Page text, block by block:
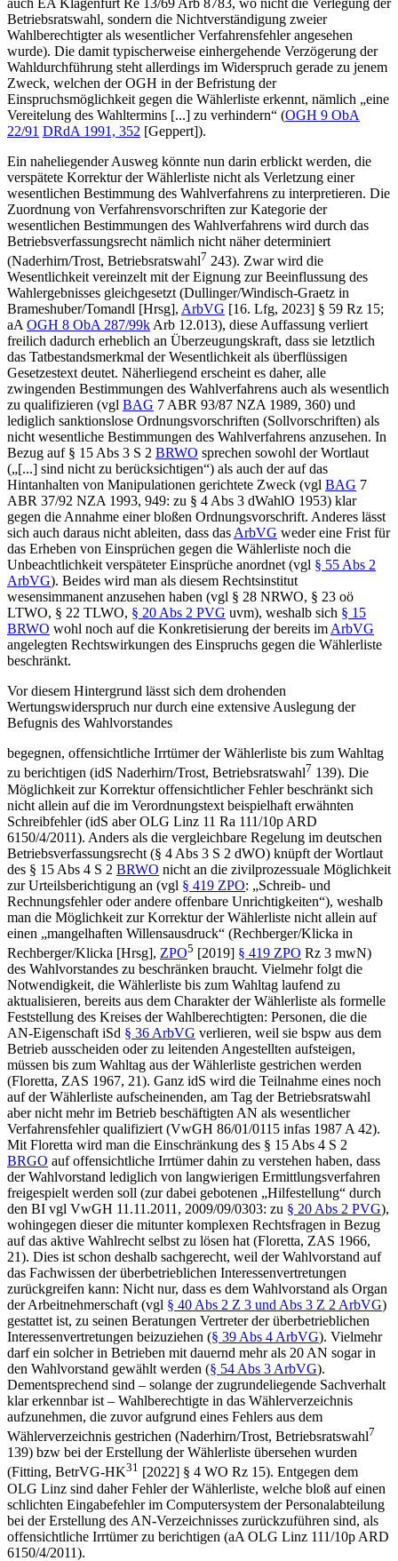
auch EA Klagenfurt Re 13/69 Arb 8783, wo nicht die Verlegung der
Betriebsratswahl, sondern die Nichtverständigung zweier
Wahlberechtigter als wesentlicher Verfahrensfehler angesehen
wurde). Die damit typischerweise einhergehende Verzögerung der
Wahldurchführung steht allerdings im Widerspruch gerade zu jenem
Zweck, welchen der OGH in der Befristung der
Einspruchsmöglichkeit gegen die Wählerliste erkennt, nämlich „eine
Vereitelung des Wahltermins [...] zu verhindern“ (OGH 9 ObA
22/91 DRdA 1991, 352 [Geppert]).
Ein naheliegender Ausweg könnte nun darin erblickt werden, die
verspätete Korrektur der Wählerliste nicht als Verletzung einer
wesentlichen Bestimmung des Wahlverfahrens zu interpretieren. Die
Zuordnung von Verfahrensvorschriften zur Kategorie der
wesentlichen Bestimmungen des Wahlverfahrens wird durch das
Betriebsverfassungsrecht nämlich nicht näher determiniert
(Naderhirn/Trost, Betriebsratswahl7 243). Zwar wird die
Wesentlichkeit vereinzelt mit der Eignung zur Beeinflussung des
Wahlergebnisses gleichgesetzt (Dullinger/Windisch-Graetz in
Brameshuber/Tomandl [Hrsg], ArbVG [16. Lfg, 2023] § 59 Rz 15;
aAOGH 8 ObA 287/99kArb 12.013), diese Auffassung verliert
freilich dadurch erheblich an Überzeugungskraft, dass sie letztlich
das Tatbestandsmerkmal der Wesentlichkeit als überflüssigen
Gesetzestext deutet. Näherliegend erscheint es daher, alle
zwingenden Bestimmungen des Wahlverfahrens auch als wesentlich
zu qualifizieren (vgl BAG 7 ABR 93/87 NZA 1989, 360) und
lediglich sanktionslose Ordnungsvorschriften (Sollvorschriften) als
nicht wesentliche Bestimmungen des Wahlverfahrens anzusehen. In
Bezug auf § 15 Abs 3 S 2 BRWO sprechen sowohl der Wortlaut
(„[...] sind nicht zu berücksichtigen“) als auch der auf das
Hintanhalten von Manipulationen gerichtete Zweck (vgl BAG 7
ABR 37/92 NZA 1993, 949: zu § 4 Abs 3 dWahlO 1953) klar
gegen die Annahme einer bloßen Ordnungsvorschrift. Anderes lässt
sich auch daraus nicht ableiten, dass dasArbVG weder eine Frist für
das Erheben von Einsprüchen gegen die Wählerliste noch die
Unbeachtlichkeit verspäteter Einsprüche anordnet (vgl § 55 Abs 2
ArbVG). Beides wird man als diesem Rechtsinstitut
wesensimmanent anzusehen haben (vgl § 28 NRWO, § 23 oö
LTWO, § 22 TLWO, § 20 Abs 2 PVG uvm), weshalb sich § 15
BRWO wohl noch auf die Konkretisierung der bereits imArbVG
angelegten Rechtswirkungen des Einspruchs gegen die Wählerliste
beschränkt.
Vor diesem Hintergrund lässt sich dem drohenden
Wertungswiderspruch nur durch eine extensive Auslegung der
Befugnis des Wahlvorstandes
begegnen, offensichtliche Irrtümer der Wählerliste bis zum Wahltag
zu berichtigen (idS Naderhirn/Trost, Betriebsratswahl7 139). Die
Möglichkeit zur Korrektur offensichtlicher Fehler beschränkt sich
nicht allein auf die im Verordnungstext beispielhaft erwähnten
Schreibfehler (idS aberOLG Linz 11 Ra 111/10p ARD
6150/4/2011). Anders als die vergleichbare Regelung im deutschen
Betriebsverfassungsrecht (§ 4 Abs 3 S 2 dWO) knüpft der Wortlaut
des § 15 Abs 4 S 2 BRWO nicht an die zivilprozessuale Möglichkeit
zur Urteilsberichtigung an (vgl § 419 ZPO: „Schreib- und
Rechnungsfehler oder andere offenbare Unrichtigkeiten“), weshalb
man die Möglichkeit zur Korrektur der Wählerliste nicht allein auf
einen „mangelhaften Willensausdruck“ (Rechberger/Klicka in
Rechberger/Klicka [Hrsg], ZPO5 [2019] § 419 ZPO Rz 3 mwN)
des Wahlvorstandes zu beschränken braucht. Vielmehr folgt die
Notwendigkeit, die Wählerliste bis zum Wahltag laufend zu
aktualisieren, bereits aus dem Charakter der Wählerliste als formelle
Feststellung des Kreises der Wahlberechtigten: Personen, die die
AN-Eigenschaft iSd § 36 ArbVG verlieren, weil sie bspw aus dem
Betrieb ausscheiden oder zu leitenden Angestellten aufsteigen,
müssen bis zum Wahltag aus der Wählerliste gestrichen werden
(Floretta, ZAS 1967, 21). Ganz idS wird die Teilnahme eines noch
auf der Wählerliste aufscheinenden, am Tag der Betriebsratswahl
aber nicht mehr im Betrieb beschäftigten AN als wesentlicher
Verfahrensfehler qualifiziert (VwGH 86/01/0115 infas 1987 A 42).
Mit Floretta wird man die Einschränkung des § 15 Abs 4 S 2
BRGO auf offensichtliche Irrtümer dahin zu verstehen haben, dass
der Wahlvorstand lediglich von langwierigen Ermittlungsverfahren
freigespielt werden soll (zur dabei gebotenen „Hilfestellung“ durch
den BI vgl VwGH 11.11.2011, 2009/09/0303: zu § 20 Abs 2 PVG),
wohingegen dieser die mitunter komplexen Rechtsfragen in Bezug
auf das aktive Wahlrecht selbst zu lösen hat (Floretta, ZAS 1966,
21). Dies ist schon deshalb sachgerecht, weil der Wahlvorstand auf
das Fachwissen der überbetrieblichen Interessenvertretungen
zurückgreifen kann: Nicht nur, dass es dem Wahlvorstand als Organ
der Arbeitnehmerschaft (vgl § 40 Abs 2 Z 3 und Abs 3 Z 2 ArbVG)
gestattet ist, zu seinen Beratungen Vertreter der überbetrieblichen
Interessenvertretungen beizuziehen (§ 39 Abs 4 ArbVG). Vielmehr
darf ein solcher in Betrieben mit dauernd mehr als 20 AN sogar in
den Wahlvorstand gewählt werden (§ 54 Abs 3 ArbVG).
Dementsprechend sind – solange der zugrundeliegende Sachverhalt
klar erkennbar ist – Wahlberechtigte in das Wählerverzeichnis
aufzunehmen, die zuvor aufgrund eines Fehlers aus dem
Wählerverzeichnis gestrichen (Naderhirn/Trost, Betriebsratswahl7
139) bzw bei der Erstellung der Wählerliste übersehen wurden
(Fitting, BetrVG-HK31 [2022] § 4 WO Rz 15). Entgegen dem
OLG Linz sind daher Fehler der Wählerliste, welche bloß auf einen
schlichten Eingabefehler im Computersystem der Personalabteilung
bei der Erstellung des AN-Verzeichnisses zurückzuführen sind, als
offensichtliche Irrtümer zu berichtigen (aA OLG Linz 111/10p ARD
6150/4/2011).